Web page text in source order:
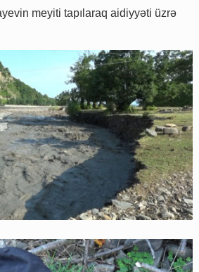
meyiti tapılaraq aidiyyəti üzrə